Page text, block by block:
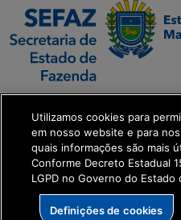
SETDIG | Secretaria-
Executiva de
Transformação Digital
get_footer();
Utilizamos cookies para
em nosso website e para
quais informações são mais
Conforme Decreto Estadual
LGPD no Governo do
Definições de cookies